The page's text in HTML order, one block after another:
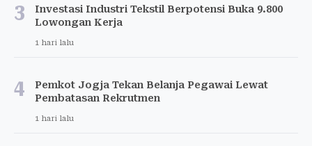
3
Investasi Industri Tekstil Berpotensi Buka 9.800
Lowongan Kerja
1 hari lalu
4
Pemkot Jogja Tekan Belanja Pegawai Lewat
Pembatasan Rekrutmen
1 hari lalu